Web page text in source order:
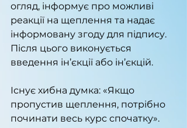
огляд, інформує про можливі
реакції на щеплення та надає
інформовану згоду для підпису.
Після цього виконується
введення ін’єкції або ін’єкцій.
Існує хибна думка: «Якщо
пропустив щеплення, потрібно
починати весь курс спочатку».